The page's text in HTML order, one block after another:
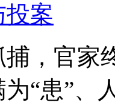
投案
捕，官家
为“患”、